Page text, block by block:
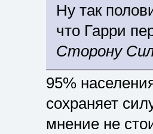
Ну так
что Гарри
Сторону
95%
сохраняет
мнение не